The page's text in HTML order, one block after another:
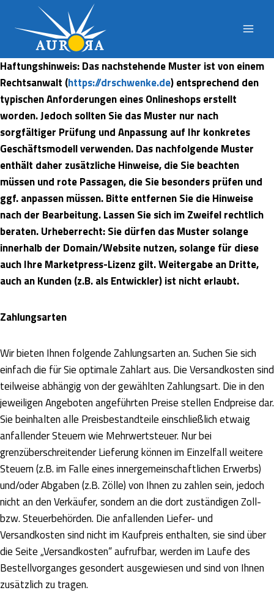
Inhalt
Haftungshinweis: Das nachstehende Muster ist von einem
Rechtsanwalt (https://drschwenke.de) entsprechend den
typischen Anforderungen eines Onlineshops erstellt
worden. Jedoch sollten Sie das Muster nur nach
sorgfältiger Prüfung und Anpassung auf Ihr konkretes
Geschäftsmodell verwenden. Das nachfolgende Muster
enthält daher zusätzliche Hinweise, die Sie beachten
müssen und rote Passagen, die Sie besonders prüfen und
ggf. anpassen müssen. Bitte entfernen Sie die Hinweise
nach der Bearbeitung. Lassen Sie sich im Zweifel rechtlich
beraten. Urheberrecht: Sie dürfen das Muster solange
innerhalb der Domain/Website nutzen, solange für diese
auch Ihre Marketpress-Lizenz gilt. Weitergabe an Dritte,
auch an Kunden (z.B. als Entwickler) ist nicht erlaubt.
Zahlungsarten
Wir bieten Ihnen folgende Zahlungsarten an. Suchen Sie sich
einfach die für Sie optimale Zahlart aus. Die Versandkosten sind
teilweise abhängig von der gewählten Zahlungsart. Die in den
jeweiligen Angeboten angeführten Preise stellen Endpreise dar.
Sie beinhalten alle Preisbestandteile einschließlich etwaig
anfallender Steuern wie Mehrwertsteuer. Nur bei
grenzüberschreitender Lieferung können im Einzelfall weitere
Steuern (z.B. im Falle eines innergemeinschaftlichen Erwerbs)
und/oder Abgaben (z.B. Zölle) von Ihnen zu zahlen sein, jedoch
nicht an den Verkäufer, sondern an die dort zuständigen Zoll-
bzw. Steuerbehörden. Die anfallenden Liefer- und
Versandkosten sind nicht im Kaufpreis enthalten, sie sind über
die Seite „Versandkosten“ aufrufbar, werden im Laufe des
Bestellvorganges gesondert ausgewiesen und sind von Ihnen
zusätzlich zu tragen.